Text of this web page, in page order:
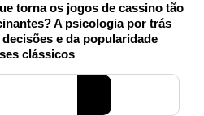
torna os jogos de cassino tão
A psicologia por trás
decisões e da popularidade
clássicos